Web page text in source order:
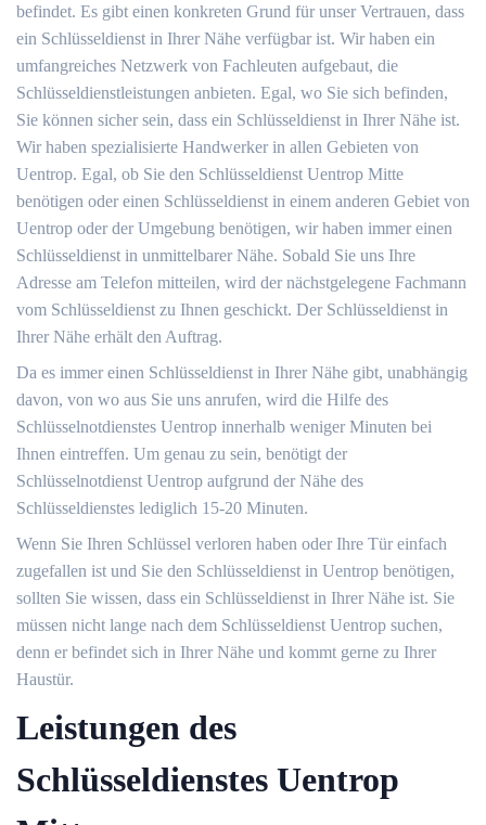
befindet. Es gibt einen konkreten Grund für unser Vertrauen, dass
ein Schlüsseldienst in Ihrer Nähe verfügbar ist. Wir haben ein
umfangreiches Netzwerk von Fachleuten aufgebaut, die
Schlüsseldienstleistungen anbieten. Egal, wo Sie sich befinden,
Sie können sicher sein, dass ein Schlüsseldienst in Ihrer Nähe ist.
Wir haben spezialisierte Handwerker in allen Gebieten von
Uentrop. Egal, ob Sie den Schlüsseldienst Uentrop Mitte
benötigen oder einen Schlüsseldienst in einem anderen Gebiet von
Uentrop oder der Umgebung benötigen, wir haben immer einen
Schlüsseldienst in unmittelbarer Nähe. Sobald Sie uns Ihre
Adresse am Telefon mitteilen, wird der nächstgelegene Fachmann
vom Schlüsseldienst zu Ihnen geschickt. Der Schlüsseldienst in
Ihrer Nähe erhält den Auftrag.
Da es immer einen Schlüsseldienst in Ihrer Nähe gibt, unabhängig
davon, von wo aus Sie uns anrufen, wird die Hilfe des
Schlüsselnotdienstes Uentrop innerhalb weniger Minuten bei
Ihnen eintreffen. Um genau zu sein, benötigt der
Schlüsselnotdienst Uentrop aufgrund der Nähe des
Schlüsseldienstes lediglich 15-20 Minuten.
Wenn Sie Ihren Schlüssel verloren haben oder Ihre Tür einfach
zugefallen ist und Sie den Schlüsseldienst in Uentrop benötigen,
sollten Sie wissen, dass ein Schlüsseldienst in Ihrer Nähe ist. Sie
müssen nicht lange nach dem Schlüsseldienst Uentrop suchen,
denn er befindet sich in Ihrer Nähe und kommt gerne zu Ihrer
Haustür.
Leistungen des
Schlüsseldienstes Uentrop